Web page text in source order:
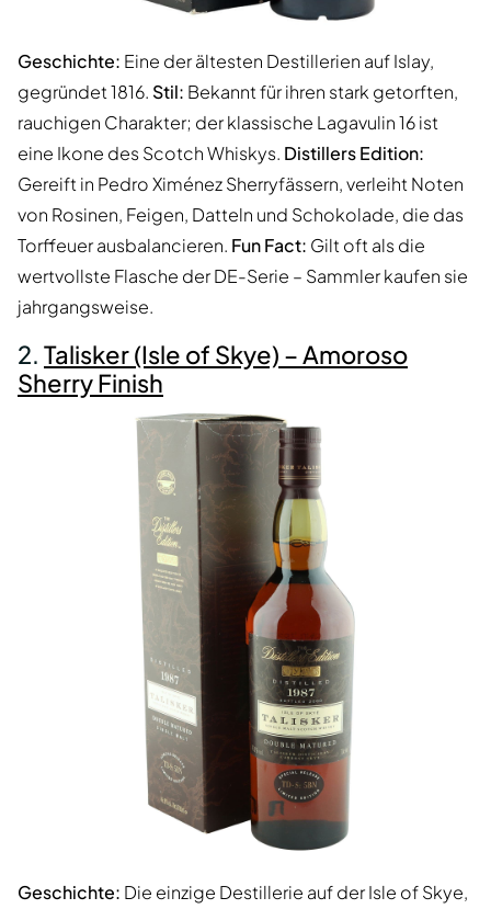
Geschichte: Eine der ältesten Destillerien auf Islay,
gegründet 1816. Stil: Bekannt für ihren stark getorften,
rauchigen Charakter; der klassische Lagavulin 16 ist
eine Ikone des Scotch Whiskys. Distillers Edition:
Gereift in Pedro Ximénez Sherryfässern, verleiht Noten
von Rosinen, Feigen, Datteln und Schokolade, die das
Torffeuer ausbalancieren. Fun Fact: Gilt oft als die
wertvollste Flasche der DE-Serie – Sammler kaufen sie
jahrgangsweise.
2. Talisker (Isle of Skye) – Amoroso
Sherry Finish
Geschichte: Die einzige Destillerie auf der Isle of Skye,